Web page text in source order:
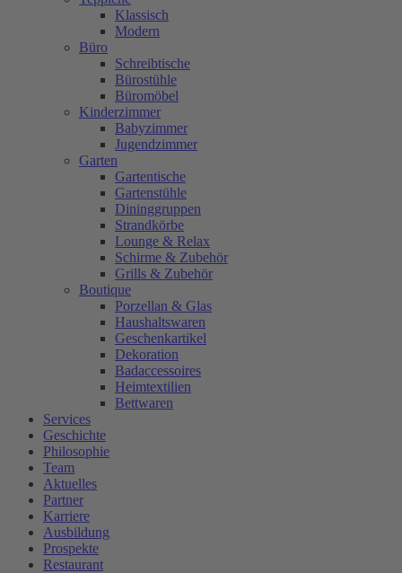
Klassisch
Modern
Büro
Schreibtische
Bürostühle
Büromöbel
Kinderzimmer
Babyzimmer
Jugendzimmer
Garten
Gartentische
Gartenstühle
Dininggruppen
Strandkörbe
Lounge & Relax
Schirme & Zubehör
Grills & Zubehör
Boutique
Porzellan & Glas
Haushaltswaren
Geschenkartikel
Dekoration
Badaccessoires
Heimtextilien
Bettwaren
Services
Geschichte
Philosophie
Team
Aktuelles
Partner
Karriere
Ausbildung
Prospekte
Restaurant